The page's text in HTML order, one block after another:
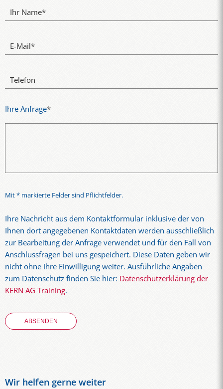
Ihr Name*
E-Mail*
Telefon
Ihre Anfrage*
Mit * markierte Felder sind Pflichtfelder.
Ihre Nachricht aus dem Kontaktformular inklusive der von
Ihnen dort angegebenen Kontaktdaten werden ausschließlich
zur Bearbeitung der Anfrage verwendet und für den Fall von
Anschlussfragen bei uns gespeichert. Diese Daten geben wir
nicht ohne Ihre Einwilligung weiter. Ausführliche Angaben
zum Datenschutz finden Sie hier: Datenschutzerklärung der
KERN AG Training.
Wir helfen gerne weiter